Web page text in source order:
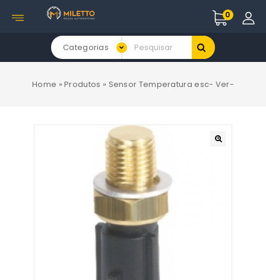
0
Categorias
Home »Produtos » Sensor Temperatura esc- Ver-